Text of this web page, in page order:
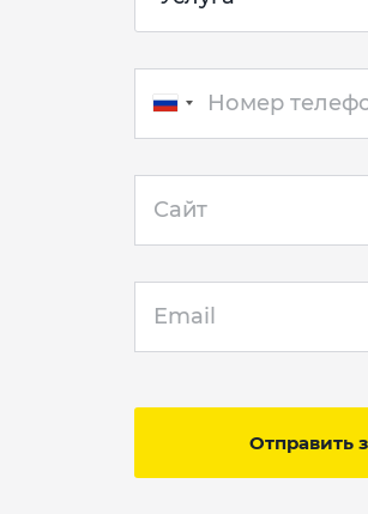
Отправить